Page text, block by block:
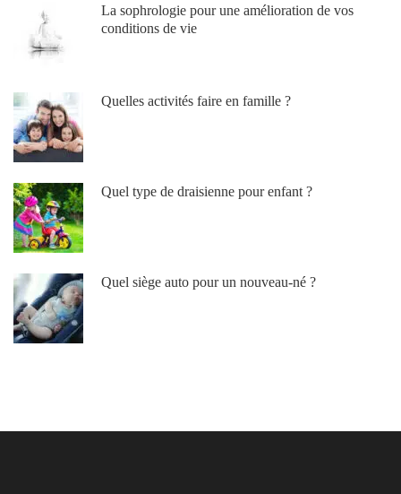
La sophrologie pour une amélioration de vos
conditions de vie
Quelles activités faire en famille ?
Quel type de draisienne pour enfant ?
Quel siège auto pour un nouveau-né ?